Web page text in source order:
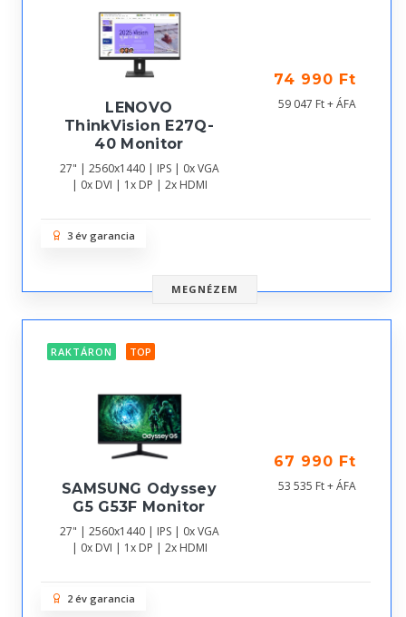
LENOVO
ThinkVision E27Q-
40 Monitor
27" | 2560x1440 | IPS | 0x VGA
| 0x DVI | 1x DP | 2x HDMI
74 990 Ft
59 047 Ft + ÁFA
3 év garancia
MEGNÉZEM
RAKTÁRON TOP
SAMSUNG Odyssey
G5 G53F Monitor
27" | 2560x1440 | IPS | 0x VGA
| 0x DVI | 1x DP | 2x HDMI
67 990 Ft
53 535 Ft + ÁFA
2 év garancia